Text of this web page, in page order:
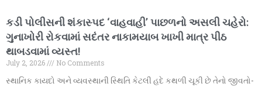
કડી પોલીસની શંકાસ્પદ ‘વાહવાહી’ પાછળનો અસલી ચહેરો:
ગુનાખોરી રોકવામાં સદંતર નાકામયાબ ખાખી માત્ર પીઠ
થાબડવામાં વ્યસ્ત!
July 2, 2026
No Comments
સ્થાનિક કાયદો અને વ્યવસ્થાની સ્થિતિ કેટલી હદે કથળી ચૂકી છે તેનો જીવતો-